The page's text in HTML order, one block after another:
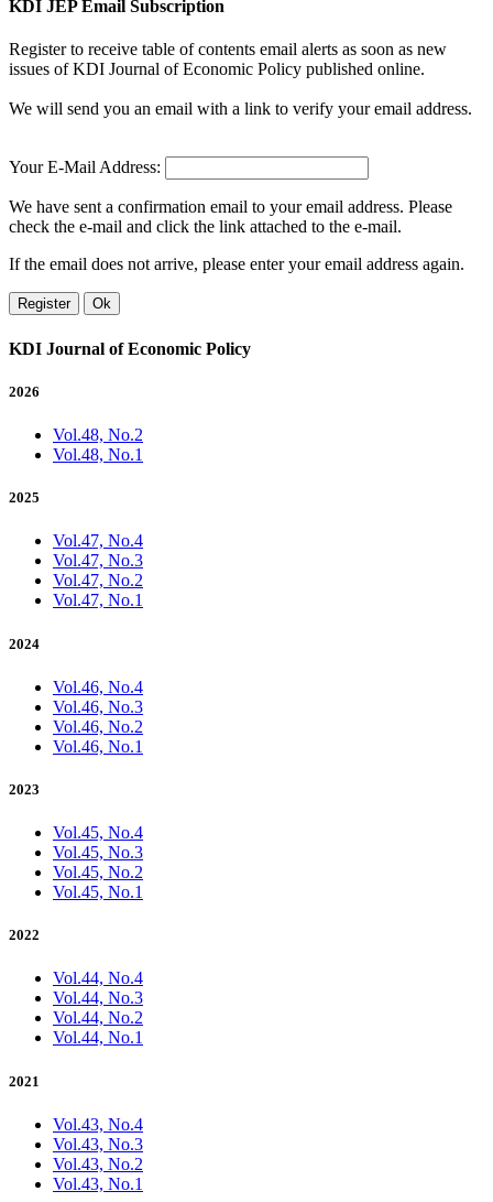
KDI JEP Email Subscription
Register to receive table of contents email alerts as soon as new
issues of KDI Journal of Economic Policy published online.
We will send you an email with a link to verify your email address.
Your E-Mail Address:
We have sent a confirmation email to your email address. Please
check the e-mail and click the link attached to the e-mail.
If the email does not arrive, please enter your email address again.
Register Ok
KDI Journal of Economic Policy
2026
Vol.48, No.2
Vol.48, No.1
2025
Vol.47, No.4
Vol.47, No.3
Vol.47, No.2
Vol.47, No.1
2024
Vol.46, No.4
Vol.46, No.3
Vol.46, No.2
Vol.46, No.1
2023
Vol.45, No.4
Vol.45, No.3
Vol.45, No.2
Vol.45, No.1
2022
Vol.44, No.4
Vol.44, No.3
Vol.44, No.2
Vol.44, No.1
2021
Vol.43, No.4
Vol.43, No.3
Vol.43, No.2
Vol.43, No.1